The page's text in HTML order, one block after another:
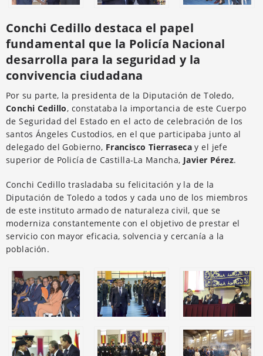
Conchi Cedillo destaca el papel
fundamental que la Policía Nacional
desarrolla para la seguridad y la
convivencia ciudadana
Por su parte, la presidenta de la Diputación de Toledo,
Conchi Cedillo, constataba la importancia de este Cuerpo
de Seguridad del Estado en el acto de celebración de los
santos Ángeles Custodios, en el que participaba junto al
delegado del Gobierno, Francisco Tierraseca y el jefe
superior de Policía de Castilla-La Mancha, Javier Pérez.
Conchi Cedillo trasladaba su felicitación y la de la
Diputación de Toledo a todos y cada uno de los miembros
de este instituto armado de naturaleza civil, que se
moderniza constantemente con el objetivo de prestar el
servicio con mayor eficacia, solvencia y cercanía a la
población.